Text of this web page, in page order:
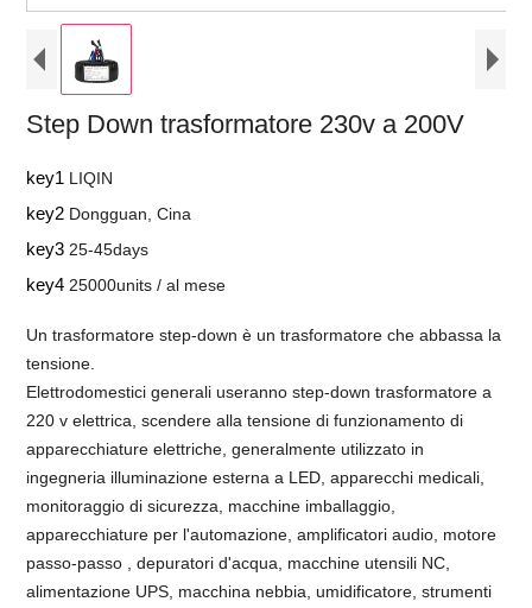
Step Down trasformatore 230v a 200V
key1 LIQIN
key2 Dongguan, Cina
key3 25-45days
key4 25000units / al mese
Un trasformatore step-down è un trasformatore che abbassa la
tensione.
Elettrodomestici generali useranno step-down trasformatore a
220 v elettrica, scendere alla tensione di funzionamento di
apparecchiature elettriche, generalmente utilizzato in
ingegneria illuminazione esterna a LED, apparecchi medicali,
monitoraggio di sicurezza, macchine imballaggio,
apparecchiature per l'automazione, amplificatori audio, motore
passo-passo , depuratori d'acqua, macchine utensili NC,
alimentazione UPS, macchina nebbia, umidificatore, strumenti